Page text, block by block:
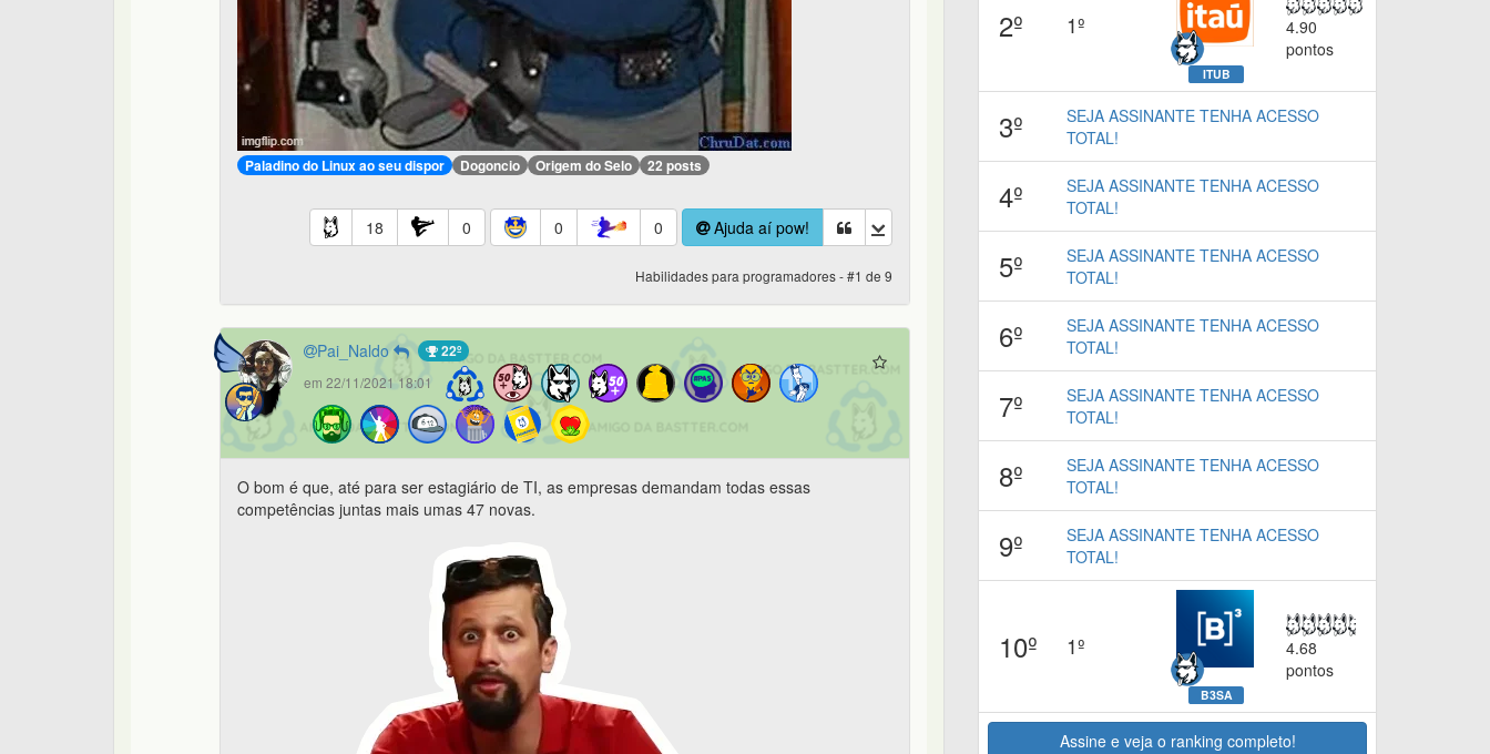
Paladino do Linux ao seu dispor Dogoncio Origem do Selo 22 posts
18 0 0 0 Ajuda aí pow!
Habilidades para programadores - #1 de 9
Pai_Naldo 22º
em 22/11/2021 18:01
O bom é que, até para ser estagiário de TI, as empresas demandam todas essas
competências juntas mais umas 47 novas.
2º 1º
ITUB
4.90
pontos
3º
SEJA ASSINANTE TENHA ACESSO
TOTAL!
4º
SEJA ASSINANTE TENHA ACESSO
TOTAL!
5º
SEJA ASSINANTE TENHA ACESSO
TOTAL!
6º
SEJA ASSINANTE TENHA ACESSO
TOTAL!
7º
SEJA ASSINANTE TENHA ACESSO
TOTAL!
8º
SEJA ASSINANTE TENHA ACESSO
TOTAL!
9º
SEJA ASSINANTE TENHA ACESSO
TOTAL!
10º 1º
B3SA
4.68
pontos
Assine e veja o ranking completo!